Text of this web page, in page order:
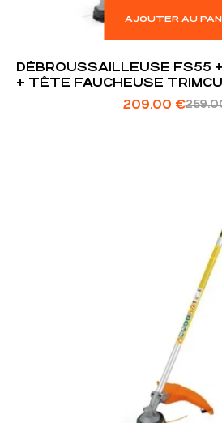
AJOUTER AU
DÉBROUSSAILLEUSE FS55
+ TÊTE FAUCHEUSE
209.00 €